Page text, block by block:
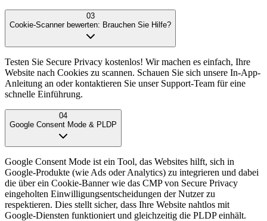
03
Cookie-Scanner bewerten: Brauchen Sie Hilfe?
Testen Sie Secure Privacy kostenlos! Wir machen es einfach, Ihre
Website nach Cookies zu scannen. Schauen Sie sich unsere In-App-
Anleitung an oder kontaktieren Sie unser Support-Team für eine
schnelle Einführung.
04
Google Consent Mode & PLDP
Google Consent Mode ist ein Tool, das Websites hilft, sich in
Google-Produkte (wie Ads oder Analytics) zu integrieren und dabei
die über ein Cookie-Banner wie das CMP von Secure Privacy
eingeholten Einwilligungsentscheidungen der Nutzer zu
respektieren. Dies stellt sicher, dass Ihre Website nahtlos mit
Google-Diensten funktioniert und gleichzeitig die PLDP einhält.